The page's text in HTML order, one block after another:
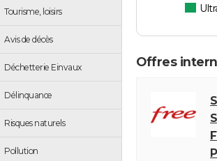
Tourisme, loisirs
Avis de décès
Déchetterie Einvaux
Délinquance
Risques naturels
Pollution
Offres